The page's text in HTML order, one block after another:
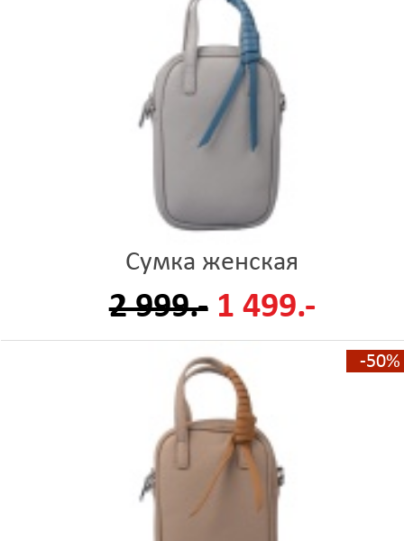
Сумка женская
2 999.- 1 499.-
-50%